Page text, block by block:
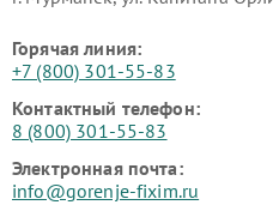
Горячая линия:
+7 (800) 301-55-83
Контактный телефон:
8 (800) 301-55-83
Электронная почта:
info@gorenje-fixim.ru